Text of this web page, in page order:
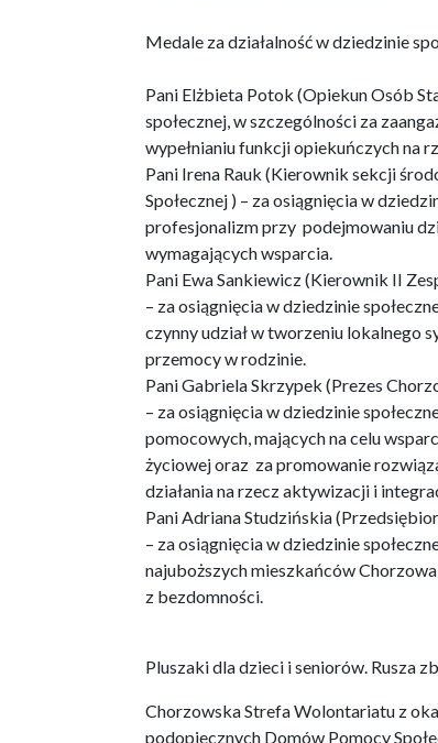
Medale za działalność w dziedzinie
Pani Elżbieta Potok (Opiekun Osób
społecznej, w szczególności za
wypełnianiu funkcji opiekuńczych na
Pani Irena Rauk (Kierownik sekcji
Społecznej ) – za osiągnięcia w
profesjonalizm przy podejmowaniu
wymagających wsparcia.
Pani Ewa Sankiewicz (Kierownik II
– za osiągnięcia w dziedzinie
czynny udział w tworzeniu lokalnego
przemocy w rodzinie.
Pani Gabriela Skrzypek (Prezes
– za osiągnięcia w dziedzinie
pomocowych, mających na celu
życiowej oraz za promowanie
działania na rzecz aktywizacji i
Pani Adriana Studzińskia
– za osiągnięcia w dziedzinie
najuboższych mieszkańców
z bezdomności.
Pluszaki dla dzieci i seniorów. Rusza
Chorzowska Strefa Wolontariatu z
podopiecznych Domów Pomocy